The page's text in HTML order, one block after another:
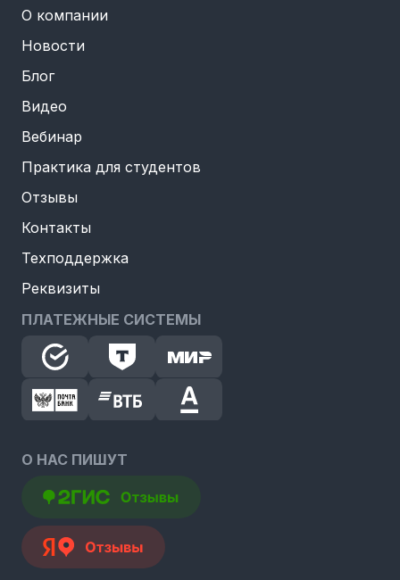
О компании
Новости
Блог
Видео
Вебинар
Практика для студентов
Отзывы
Контакты
Техподдержка
Реквизиты
ПЛАТЕЖНЫЕ СИСТЕМЫ
О НАС ПИШУТ